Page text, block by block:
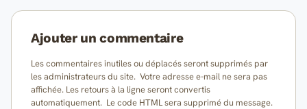
Ajouter un commentaire
Les commentaires inutiles ou déplacés seront supprimés par
les administrateurs du site. Votre adresse e-mail ne sera pas
affichée. Les retours à la ligne seront convertis
automatiquement. Le code HTML sera supprimé du message.